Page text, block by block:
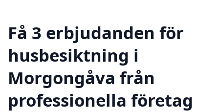
Få 3 erbjudanden för
husbesiktning i
Morgongåva från
professionella företag